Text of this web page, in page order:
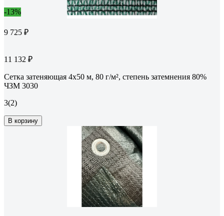
-13%
9 725 ₽
11 132 ₽
Сетка затеняющая 4x50 м, 80 г/м², степень затемнения 80%
ЧЗМ 3030
3(2)
В корзину